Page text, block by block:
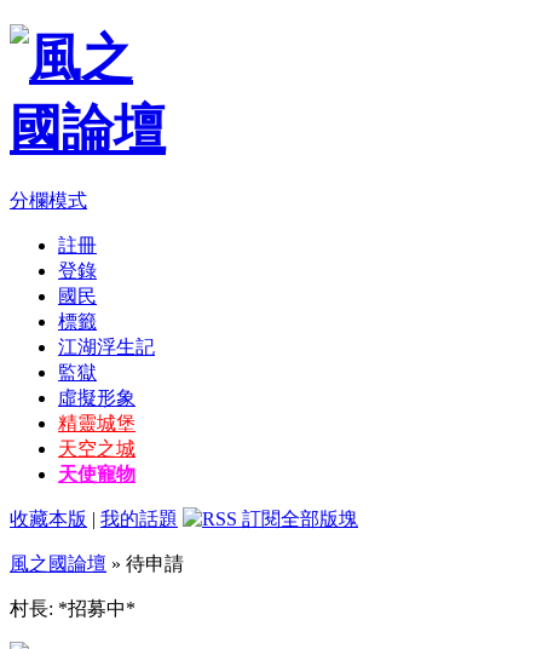
分欄模式
註冊
登錄
國民
標籤
江湖浮生記
監獄
虛擬形象
精靈城堡
天空之城
天使寵物
收藏本版 | 我的話題
風之國論壇 » 待申請
村長: *招募中*